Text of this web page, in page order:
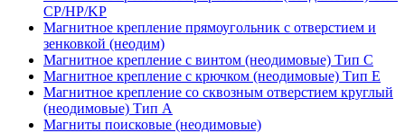
CP/HP/KP
Магнитное крепление прямоугольник с отверстием и
зенковкой (неодим)
Магнитное крепление с винтом (неодимовые) Тип С
Магнитное крепление с крючком (неодимовые) Тип Е
Магнитное крепление со сквозным отверстием круглый
(неодимовые) Тип А
Магниты поисковые (неодимовые)